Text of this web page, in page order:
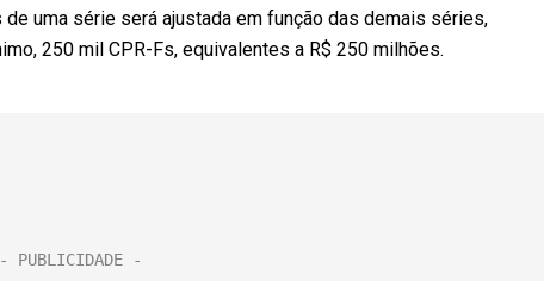
uma série será ajustada em função das demais séries,
250 mil CPR-Fs, equivalentes a R$ 250 milhões.